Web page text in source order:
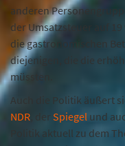
anderen
der Umsatzsteuer auf
die gastronomischen
diejenigen, die die
müssten.
Auch die Politik äußert
NDR , der Spiegel und
Politik aktuell zu dem